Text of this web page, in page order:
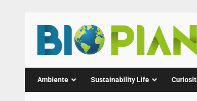
Inhalt
springen
Ambiente Sustainability Life